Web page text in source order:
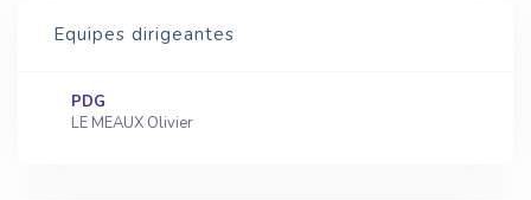
Equipes dirigeantes
PDG
LE MEAUX Olivier